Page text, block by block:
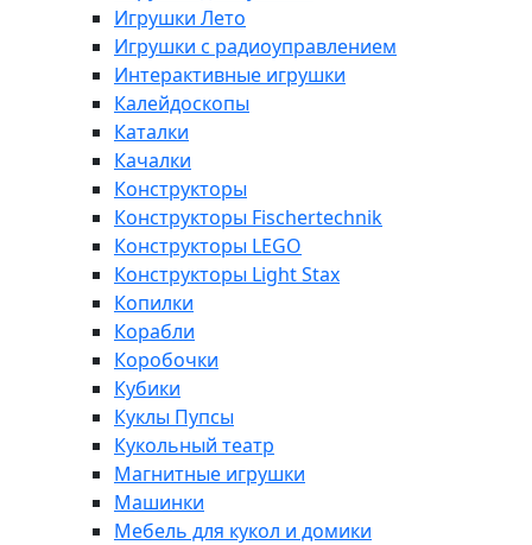
Игрушки Лето
Игрушки с радиоуправлением
Интерактивные игрушки
Калейдоскопы
Каталки
Качалки
Конструкторы
Конструкторы Fisсhertechnik
Конструкторы LEGO
Конструкторы Light Stax
Копилки
Корабли
Коробочки
Кубики
Куклы Пупсы
Кукольный театр
Магнитные игрушки
Машинки
Мебель для кукол и домики